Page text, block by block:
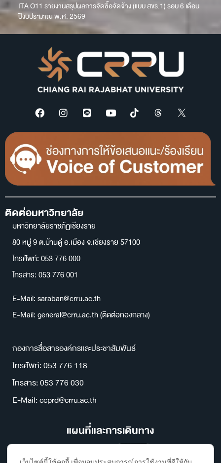
ITA O11 รายงานสรุปผลการจัดซื้อจัดจ้าง (แบบ สขร.1) รอบ 6 เดือน
ปีงบประมาณ พ.ศ. 2569
ติดต่อมหาวิทยาลัย
มหาวิทยาลัยราชภัฏเชียงราย
80 หมู่ 9 ต.บ้านดู่ อ.เมือง จ.เชียงราย 57100
โทรศัพท์: 053 776 000
โทรสาร: 053 776 001
E-Mail: saraban@crru.ac.th
E-Mail: general@crru.ac.th (ติดต่อกองกลาง)
กองการสื่อสารองค์กรและประชาสัมพันธ์
โทรศัพท์: 053 776 118
โทรสาร: 053 776 030
E-Mail: ccprd@crru.ac.th
แผนที่และการเดินทาง